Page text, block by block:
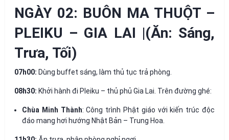
NGÀY 02: BUÔN MA THUỘT –
PLEIKU – GIA LAI |(Ăn: Sáng,
Trưa, Tối)
07h00: Dùng buffet sáng, làm thủ tục trả phòng.
08h30: Khởi hành đi Pleiku – thủ phủ Gia Lai. Trên đường ghé:
Chùa Minh Thành: Công trình Phật giáo với kiến trúc độc
đáo mang hơi hướng Nhật Bản – Trung Hoa.